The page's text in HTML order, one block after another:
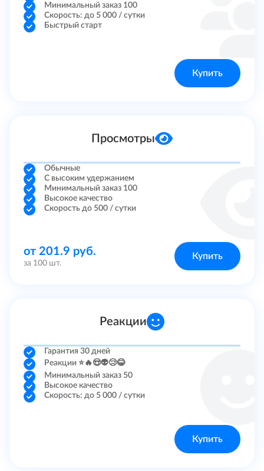
Ютуб
Одноклассники
SoundCloud
Discord
Трафик на сайт
Reddit
Минимальный заказ 100
Скорость: до 5 000 / сутки
Быстрый старт
Купить
Просмотры
от 201.9 руб.
за 100 шт.
Обычные
С высоким удержанием
Минимальный заказ 100
Высокое качество
Скорость до 500 / сутки
Купить
Реакции
Гарантия 30 дней
Реакции ⭐️🔥😍👽😢😂
Минимальный заказ 50
Высокое качество
Скорость: до 5 000 / сутки
Купить